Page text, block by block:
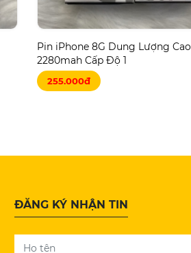
Pin iPhone 8G Dung Lượng Cao
2280mah Cấp Độ 1
255.000đ
ĐĂNG KÝ NHẬN TIN